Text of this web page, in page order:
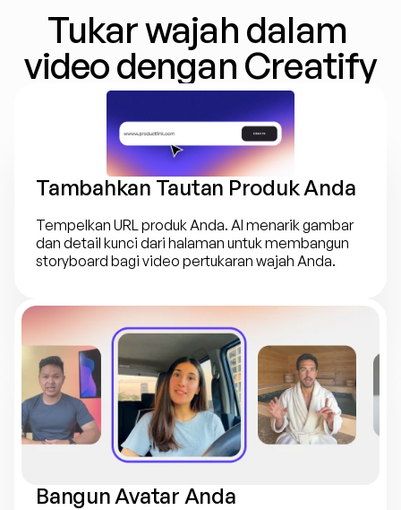
Tukar wajah dalam
video dengan Creatify
Tambahkan Tautan Produk Anda
Tempelkan URL produk Anda. AI menarik gambar
dan detail kunci dari halaman untuk membangun
storyboard bagi video pertukaran wajah Anda.
Bangun Avatar Anda